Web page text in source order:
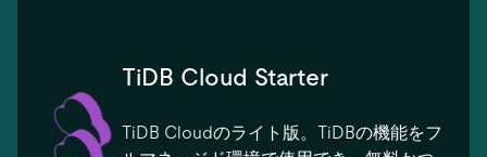
TiDB Cloud Starter
TiDB Cloudのライト版。TiDBの機能をフ